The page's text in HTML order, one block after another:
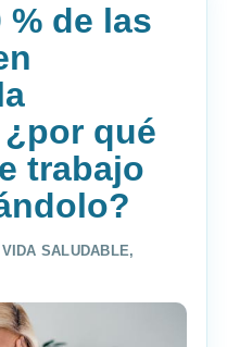
% de las
qué
trabajo
SALUDABLE,